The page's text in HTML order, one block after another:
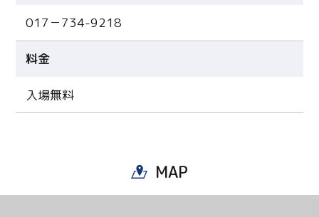
017－734-9218
料金
入場無料
MAP